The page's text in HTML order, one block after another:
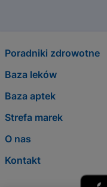
Poradniki zdrowotne
Baza leków
Baza aptek
Strefa marek
O nas
Kontakt